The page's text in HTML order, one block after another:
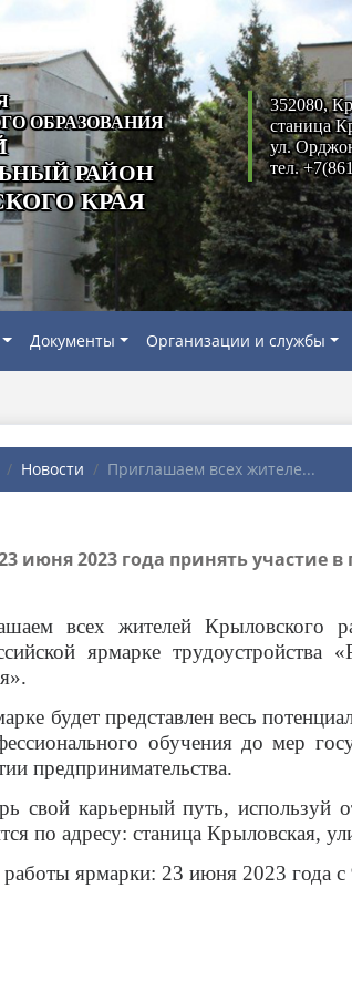
ОБРАЗОВАНИЯ
РАЙОН
КРАЯ
352080,
станица
ул.
тел.
Документы Организации и службы
Новости Приглашаем всех жителе...
2023 года принять участие в
всех жителей Крыловского
ярмарке
будет представлен весь
обучения до мер
предпринимательства.
свой карьерный путь, используй
по адресу: станица Крыловская,
ярмарки: 23 июня 2023 года с